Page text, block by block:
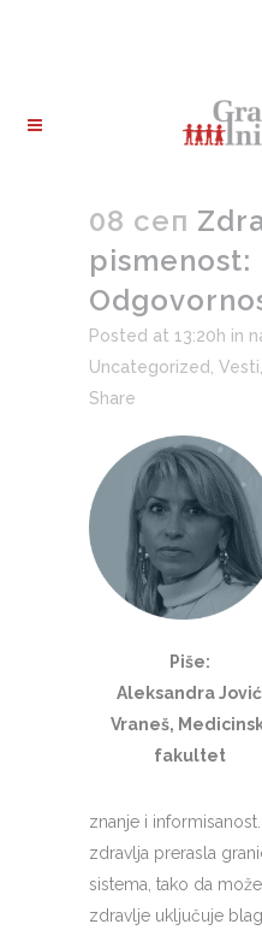
08 сеп
pismenost:
Posted at 13:20h in
Uncategorized Vesti
Share
Piše:
Aleksandra Jović
Vraneš,
fakultet
znanje i
zdravlja prerasla
sistema, tako da
zdravlje uključuje